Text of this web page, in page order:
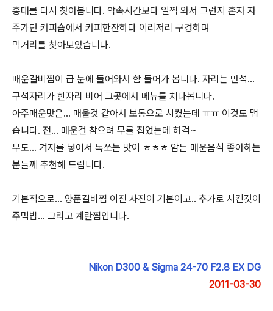
홍대를 다시 찾아봅니다. 약속시간보다 일찍 와서 그런지 혼자 자
주가던 커피숍에서 커피한잔하다 이리저리 구경하며
먹거리를 찾아보았습니다.
매운갈비찜이 급 눈에 들어와서 함 들어가 봅니다. 자리는 만석...
구석자리가 한자리 비어 그곳에서 메뉴를 쳐다봅니다.
아주매운맛은... 매울것 같아서 보통으로 시켰는데 ㅠㅠ 이것도 맵
습니다. 전... 매운걸 참으려 무를 집었는데 허걱~
무도... 겨자를 넣어서 톡쏘는 맛이 ㅎㅎㅎ 암튼 매운음식 좋아하는
분들께 추천해 드립니다.
기본적으로... 양푼갈비찜 이전 사진이 기본이고.. 추가로 시킨것이
주먹밥... 그리고 계란찜입니다.
Nikon D300 & Sigma 24-70 F2.8 EX DG
2011-03-30